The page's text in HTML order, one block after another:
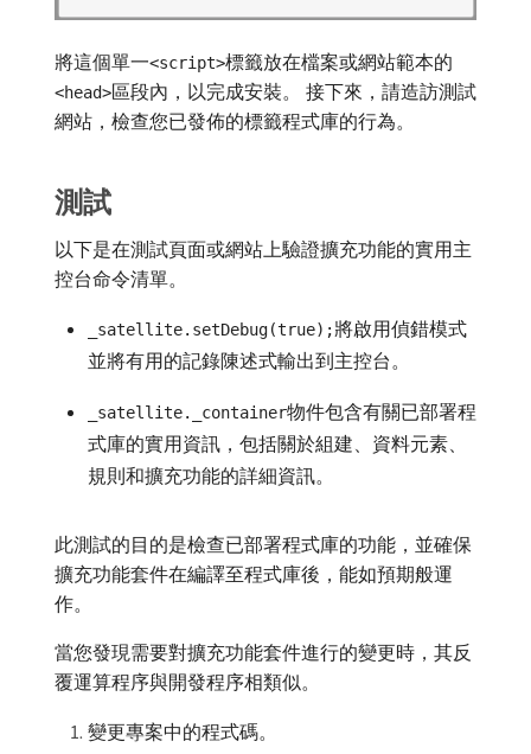
將這個單一<script>標籤放在檔案或網站範本的
<head>區段內，以完成安裝。 接下來，請造訪測試
網站，檢查您已發佈的標籤程式庫的行為。
測試
以下是在測試頁面或網站上驗證擴充功能的實用主
控台命令清單。
_satellite.setDebug(true);將啟用偵錯模式
並將有用的記錄陳述式輸出到主控台。
_satellite._container物件包含有關已部署程
式庫的實用資訊，包括關於組建、資料元素、
規則和擴充功能的詳細資訊。
此測試的目的是檢查已部署程式庫的功能，並確保
擴充功能套件在編譯至程式庫後，能如預期般運
作。
當您發現需要對擴充功能套件進行的變更時，其反
覆運算程序與開發程序相類似。
變更專案中的程式碼。